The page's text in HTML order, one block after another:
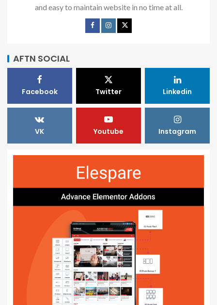
and easy to maintain website in no time at all.
AFTN SOCIAL
Facebook Twitter Linkedin
VK Youtube Instagram